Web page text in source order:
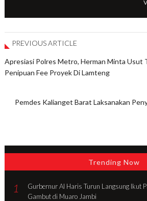
PREVIOUS ARTICLE
Apresiasi Polres Metro, Herman Minta Usut
Penipuan Fee Proyek Di Lamteng
Pemdes Kalianget Barat Laksanakan
Trending Now
1
Gurbernur Al Haris Turun Langsung Ikut
Gambut di Muaro Jambi